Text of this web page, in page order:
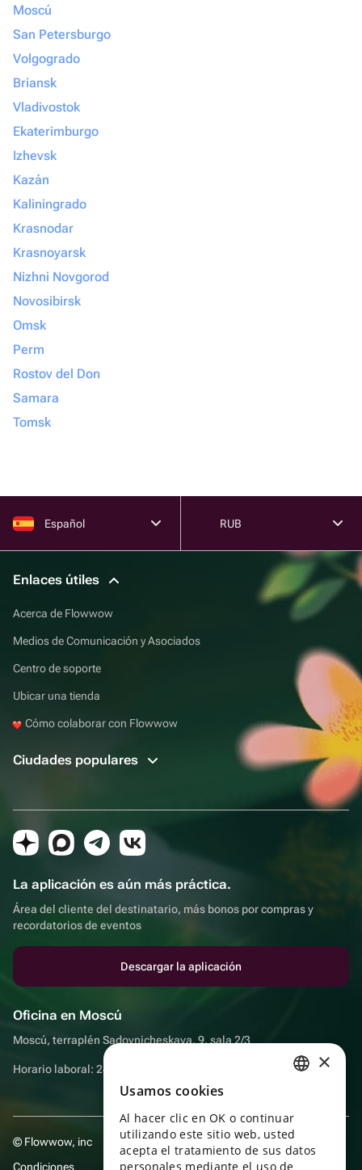
Moscú
San Petersburgo
Volgogrado
Briansk
Vladivostok
Ekaterimburgo
Izhevsk
Kazán
Kaliningrado
Krasnodar
Krasnoyarsk
Nizhni Novgorod
Novosibirsk
Omsk
Perm
Rostov del Don
Samara
Tomsk
Español RUB
Enlaces útiles
Acerca de Flowwow
Medios de Comunicación y Asociados
Centro de soporte
Ubicar una tienda
Cómo colaborar con Flowwow
Ciudades populares
La aplicación es aún más práctica.
Área del cliente del destinatario, más bonos por compras y
recordatorios de eventos
Descargar la aplicación
Oficina en Moscú
Moscú, terraplén Sadovnicheskaya, 9, sala 2/3
Horario laboral: 24 horas
© Flowwow, inc
Condiciones
ENGLISH
UKRAINIAN
×
Usamos cookies
Al hacer clic en OK o continuar
utilizando este sitio web, usted
acepta el tratamiento de sus datos
personales mediante el uso de